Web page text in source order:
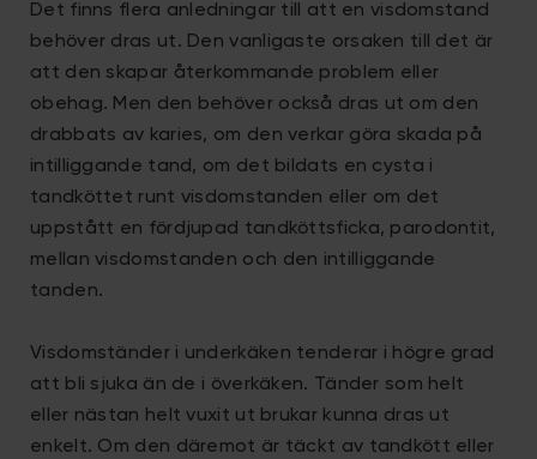
Det finns flera anledningar till att en visdomstand
behöver dras ut. Den vanligaste orsaken till det är
att den skapar återkommande problem eller
obehag. Men den behöver också dras ut om den
drabbats av karies, om den verkar göra skada på
intilliggande tand, om det bildats en cysta i
tandköttet runt visdomstanden eller om det
uppstått en fördjupad tandköttsficka, parodontit,
mellan visdomstanden och den intilliggande
tanden.
Visdomständer i underkäken tenderar i högre grad
att bli sjuka än de i överkäken. Tänder som helt
eller nästan helt vuxit ut brukar kunna dras ut
enkelt. Om den däremot är täckt av tandkött eller